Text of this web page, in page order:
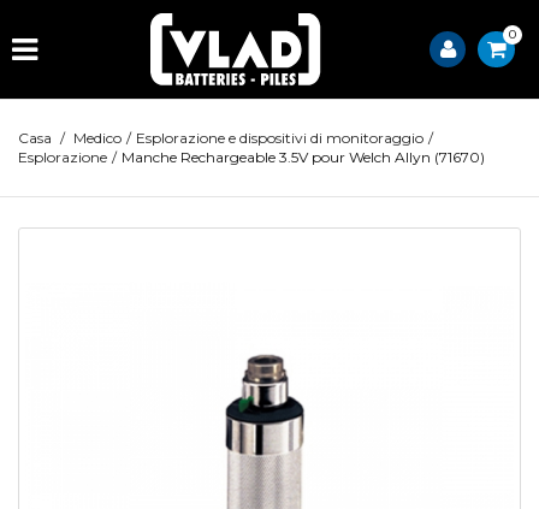
0
Casa / Medico / Esplorazione e dispositivi di monitoraggio /
Esplorazione / Manche Rechargeable 3.5V pour Welch Allyn (71670)